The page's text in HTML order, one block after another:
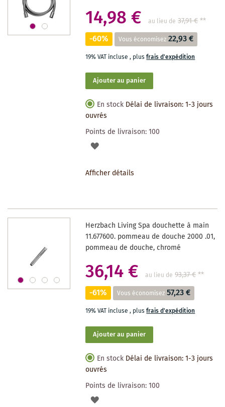
14,98 € au lieu de 37,91 €**
-60% Vous économisez 22,93 €
19% VAT incluse, plusfrais d'expédition
Ajouter au panier
En stock Délai de livraison: 1-3 jours
ouvrés
Points de livraison:100
AJOUTER
SOUHAITS
Afficher détails
Herzbach Living Spa douchette à main
11.677600. pommeau de douche 2000 .01,
pommeau de douche, chromé
36,14 € au lieu de 93,37 €**
-61% Vous économisez 57,23 €
19% VAT incluse, plusfrais d'expédition
Ajouter au panier
En stock Délai de livraison: 1-3 jours
ouvrés
Points de livraison:100
AJOUTER